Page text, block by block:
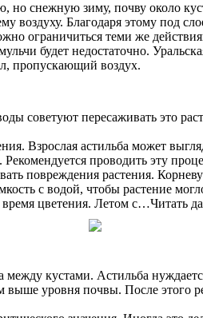
снежную зиму, почву около
воздуху. Благодаря этому под
ограничиться теми же
будет недостаточно.
пропускающий воздух.
советуют пересаживать это
Взрослая астильба может
проводить эту
повреждения растения.
с водой, чтобы растение
время цветения. Летом с…Читать
кустами. Астильба
уровня почвы. После этого